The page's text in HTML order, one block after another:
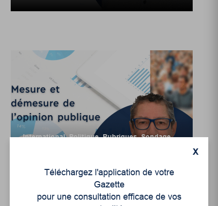
International,Politique,Rubriques,Sondage
Américain-es un
second mandat de
Trump ?
X
Téléchargez l'application de votre
Gazette
pour une consultation efficace de vos